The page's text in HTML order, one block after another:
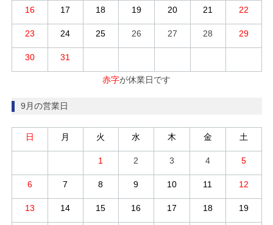
16 17 18 19 20 21 22
23 24 25 26 27 28 29
30 31
赤字が休業日です
9月の営業日
日 月 火 水 木 金 土
1 2 3 4 5
6 7 8 9 10 11 12
13 14 15 16 17 18 19